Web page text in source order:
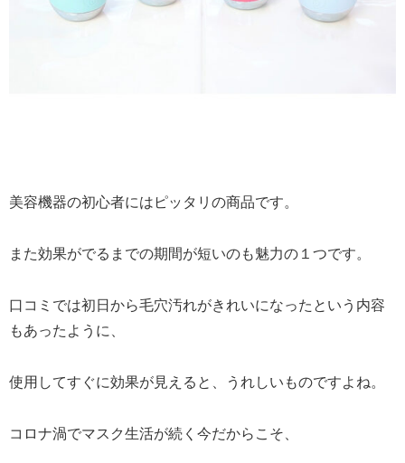
美容機器の初心者にはピッタリの商品です。
また効果がでるまでの期間が短いのも魅力の１つです。
口コミでは初日から毛穴汚れがきれいになったという内容
もあったように、
使用してすぐに効果が見えると、うれしいものですよね。
コロナ渦でマスク生活が続く今だからこそ、